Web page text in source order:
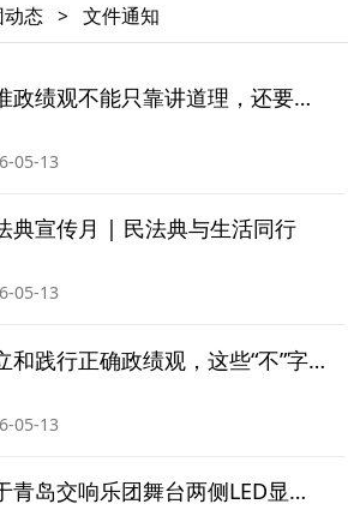
动态 > 文件通知
校准政绩观不能只靠讲道理，还要抓这个关键环节
05-13
典宣传月 | 民法典与生活同行
05-13
树立和践行正确政绩观，这些“不”字要谨记
05-13
关于青岛交响乐团舞台两侧LED显示屏更换的比价招标公告